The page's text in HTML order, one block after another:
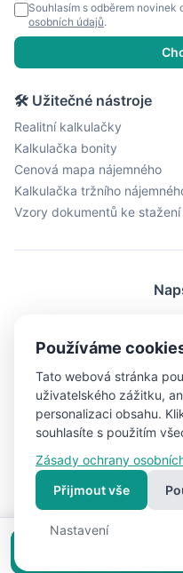
Souhlasím s odběrem novinek
osobních údajů.
🛠 Užitečné nástroje
Realitní kalkulačky
Kalkulačka bonity
Cenová mapa nájemného
Kalkulačka tržního
Vzory dokumentů ke stažení
Objektiv24.cz
© 2026 RealFree.cz
Nastavení
Vytvořeno
Používáme
Tato webová stránka
uživatelského zážitku,
personalizaci obsahu.
souhlasíte s použitím
Zásady ochrany
Přijmout vše
Nastavení